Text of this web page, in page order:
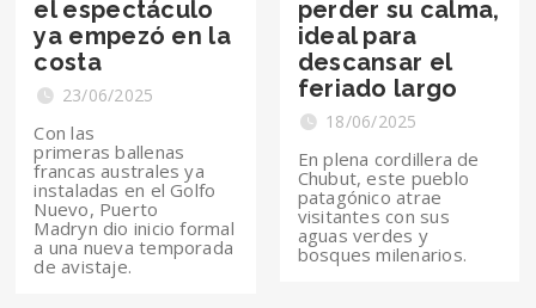
el espectáculo
ya empezó en la
costa
23/06/2025
Con las
primeras ballenas
francas australes ya
instaladas en el Golfo
Nuevo, Puerto
Madryn dio inicio formal
a una nueva temporada
de avistaje.
perder su calma,
ideal para
descansar el
feriado largo
18/06/2025
En plena cordillera de
Chubut, este pueblo
patagónico atrae
visitantes con sus
aguas verdes y
bosques milenarios.